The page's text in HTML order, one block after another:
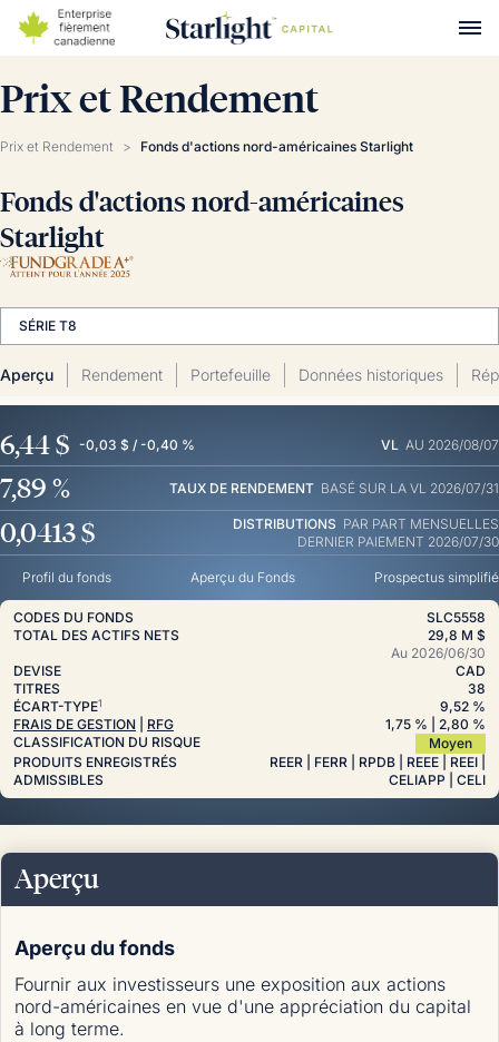
Prix et Rendement
Prix et Rendement > Fonds d'actions nord-américaines Starlight
Fonds d'actions nord-américaines
Starlight
SÉRIE T8
Aperçu Rendement Portefeuille Données historiques
6,44 $ -0,03 $ / -0,40 % VL AU 2026/08/07
7,89 % TAUX DE RENDEMENT BASÉ SUR LA VL 2026/07/31
0,0413 $ DISTRIBUTIONS PAR PART MENSUELLES
DERNIER PAIEMENT 2026/07/30
Profil du fonds Aperçu du Fonds Prospectus simplifié
CODES DU FONDS
SLC5558
TOTAL DES ACTIFS NETS
29,8 M $
Au 2026/06/30
DEVISE
CAD
TITRES
38
ÉCART-TYPE1
9,52 %
FRAIS DE GESTION
RFG 1,75 % | 2,80 %
CLASSIFICATION DU RISQUE
Moyen
PRODUITS ENREGISTRÉS
ADMISSIBLES
REER | FERR | RPDB | REEE | REEI |
CELIAPP | CELI
Aperçu
Aperçu du fonds
Fournir aux investisseurs une exposition aux actions
nord-américaines en vue d'une appréciation du capital
à long terme.